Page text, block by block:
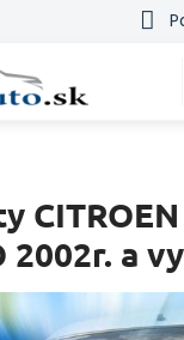
CITROEN
2002r. a